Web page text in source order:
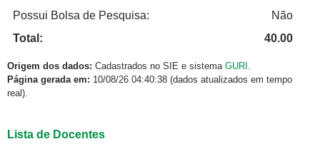
Possui Bolsa de Pesquisa:
Não
Total:
40.00
Origem dos dados: Cadastrados no SIE e sistema GURI .
Página gerada em: 10/08/26 04:40:38 (dados atualizados em tempo
real).
Lista de Docentes